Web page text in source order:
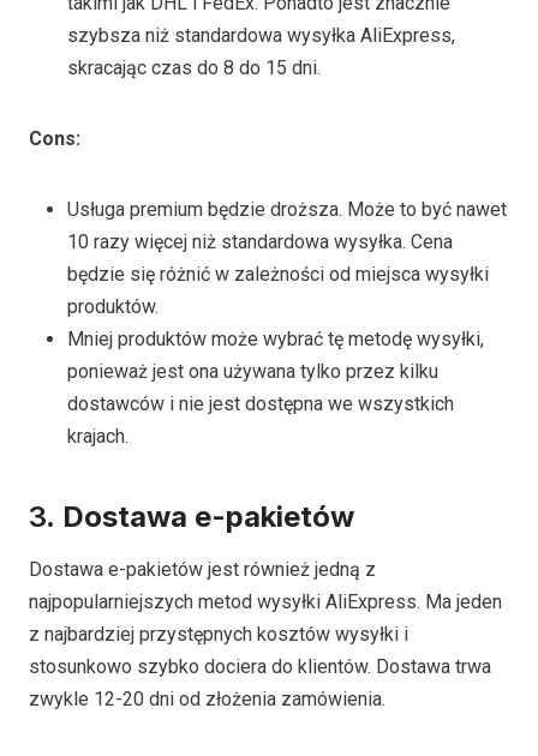
szybsza niż standardowa wysyłka AliExpress,
skracając czas do 8 do 15 dni.
Cons:
Usługa premium będzie droższa. Może to być nawet
10 razy więcej niż standardowa wysyłka. Cena
będzie się różnić w zależności od miejsca wysyłki
produktów.
Mniej produktów może wybrać tę metodę wysyłki,
ponieważ jest ona używana tylko przez kilku
dostawców i nie jest dostępna we wszystkich
krajach.
3. Dostawa e-pakietów
Dostawa e-pakietów jest również jedną z
najpopularniejszych metod wysyłki AliExpress. Ma jeden
z najbardziej przystępnych kosztów wysyłki i
stosunkowo szybko dociera do klientów. Dostawa trwa
zwykle 12-20 dni od złożenia zamówienia.